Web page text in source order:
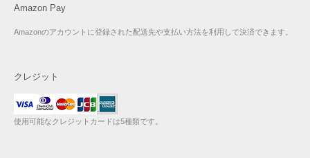
Amazon Pay
Amazonのアカウントに登録された配送先や支払い方法を利用して決済できます。
クレジット
使用可能なクレジットカードは5種類です。